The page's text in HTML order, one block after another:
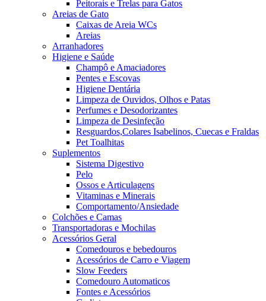
Peitorais e Trelas para Gatos
Areias de Gato
Caixas de Areia WCs
Areias
Arranhadores
Higiene e Saúde
Champô e Amaciadores
Pentes e Escovas
Higiene Dentária
Limpeza de Ouvidos, Olhos e Patas
Perfumes e Desodorizantes
Limpeza de Desinfeção
Resguardos,Colares Isabelinos, Cuecas e Fraldas
Pet Toalhitas
Suplementos
Sistema Digestivo
Pelo
Ossos e Articulagens
Vitaminas e Minerais
Comportamento/Ansiedade
Colchões e Camas
Transportadoras e Mochilas
Acessórios Geral
Comedouros e bebedouros
Acessórios de Carro e Viagem
Slow Feeders
Comedouro Automaticos
Fontes e Acessórios